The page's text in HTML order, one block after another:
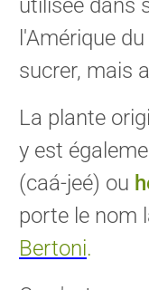
utilisée dans
l'Amérique
sucrer, mais
La plante
y est
(caá-jeé) ou
porte le nom
Bertoni.